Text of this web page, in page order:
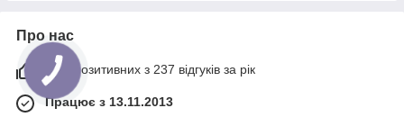
Про нас
98% позитивних з 237 відгуків за рік
Працює з 13.11.2013